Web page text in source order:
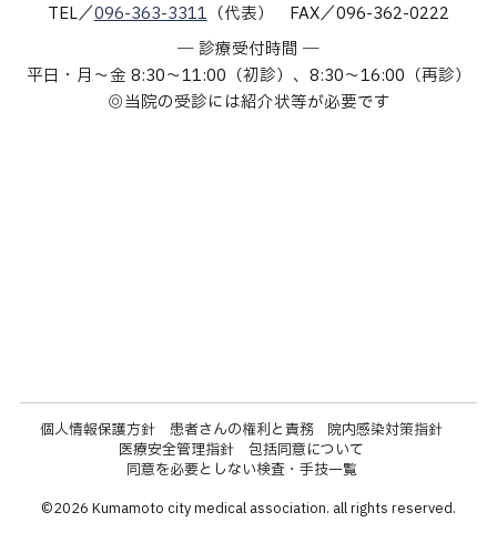
TEL
096-363-3311 （代表） FAX
096-362-0222
診療受付時間
平日・月～金 8:30～11:00（初診）、8:30～16:00（再診）
当院の受診には紹介状等が必要です
個人情報保護方針 患者さんの権利と責務
院内感染対策指針
医療安全管理指針
包括同意について
同意を必要としない検査・手技一覧
©2026 Kumamoto city medical association. all rights reserved.
お知らせ
お問い合わせ
採用情報